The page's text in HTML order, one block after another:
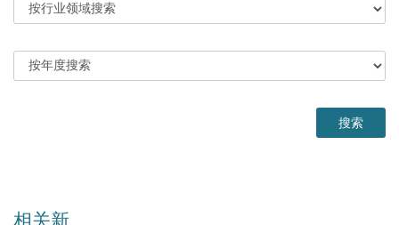
相关新